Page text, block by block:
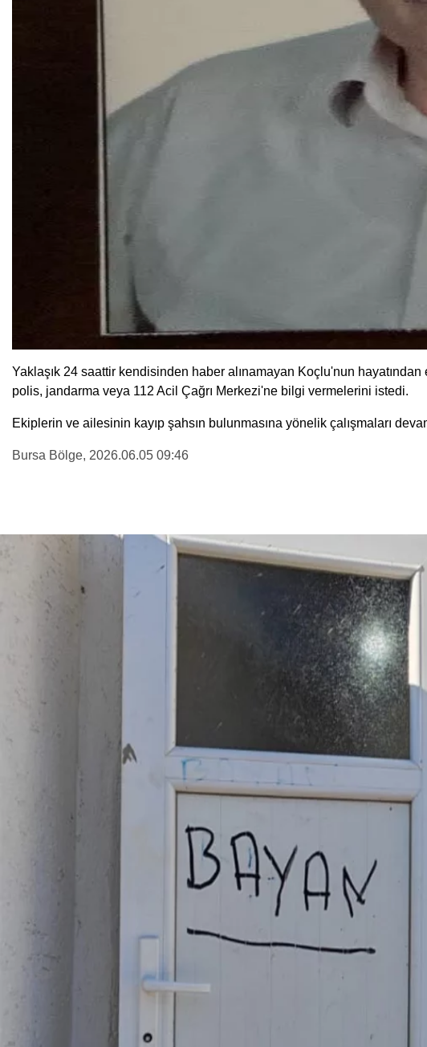
Yaklaşık 24 saattir kendisinden haber alınamayan Koçlu'nun
polis, jandarma veya 112 Acil Çağrı Merkezi'ne bilgi vermelerini istedi.
Ekiplerin ve ailesinin kayıp şahsın bulunmasına yönelik çalışmaları
Bursa Bölge, 2026.06.05 09:46